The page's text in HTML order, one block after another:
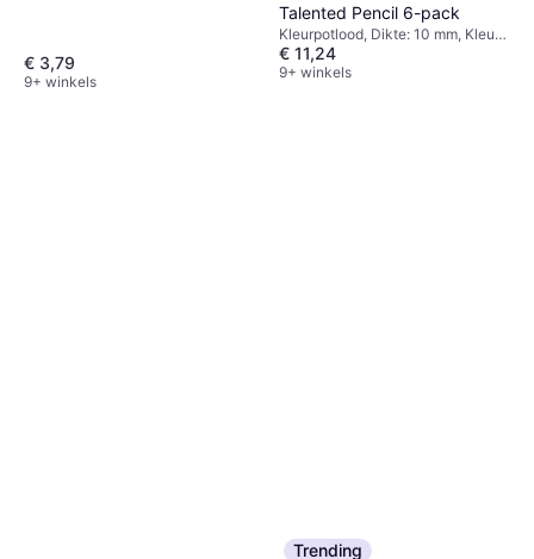
€ 3,79
9+ winkels
Talented Pencil 6-pack
Kleurpotlood, Dikte: 10 mm, Kleur:
Multikleur
€ 11,24
9+ winkels
Trending